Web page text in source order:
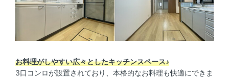
お料理がしやすい広々としたキッチンスペース♪
3口コンロが設置されており、本格的なお料理も快適にできま